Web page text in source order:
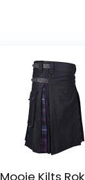
Mooie Kilts Rok